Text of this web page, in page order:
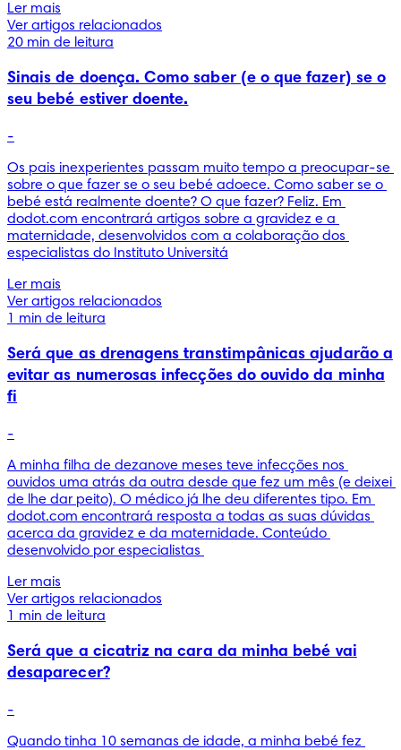
Ler mais
Ver artigos relacionados
20 min de leitura
Sinais de doença. Como saber (e o que fazer) se o
seu bebé estiver doente.
-
Os pais inexperientes passam muito tempo a preocupar-se
sobre o que fazer se o seu bebé adoece. Como saber se o
bebé está realmente doente? O que fazer? Feliz. Em
dodot.com encontrará artigos sobre a gravidez e a
maternidade, desenvolvidos com a colaboração dos
especialistas do Instituto Universitá
Ler mais
Ver artigos relacionados
1 min de leitura
Será que as drenagens transtimpânicas ajudarão a
evitar as numerosas infecções do ouvido da minha
fi
-
A minha filha de dezanove meses teve infecções nos
ouvidos uma atrás da outra desde que fez um mês (e deixei
de lhe dar peito). O médico já lhe deu diferentes tipo. Em
dodot.com encontrará resposta a todas as suas dúvidas
acerca da gravidez e da maternidade. Conteúdo
desenvolvido por especialistas
Ler mais
Ver artigos relacionados
1 min de leitura
Será que a cicatriz na cara da minha bebé vai
desaparecer?
-
Quando tinha 10 semanas de idade, a minha bebé fez